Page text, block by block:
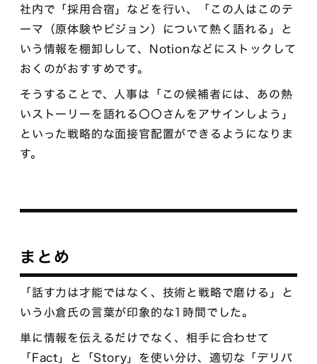
社内で「採用合宿」などを行い、「この人はこのテ
ーマ（原体験やビジョン）について熱く語れる」と
いう情報を棚卸しして、Notionなどにストックして
おくのがおすすめです。
そうすることで、人事は「この候補者には、あの熱
いストーリーを語れる〇〇さんをアサインしよう」
といった戦略的な面接官配置ができるようになりま
す。
まとめ
「話す力は才能ではなく、技術と戦略で磨ける」と
いう小倉氏の言葉が印象的な1時間でした。
単に情報を伝えるだけでなく、相手に合わせて
「Fact」と「Story」を使い分け、適切な「デリバ